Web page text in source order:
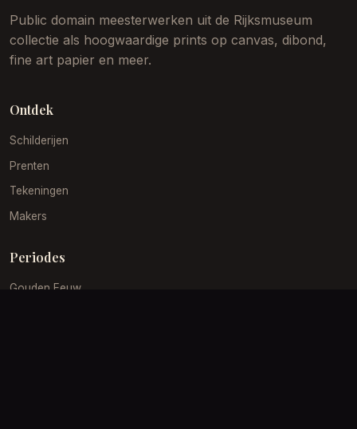
Public domain meesterwerken uit de Rijksmuseum
collectie als hoogwaardige prints op canvas, dibond,
fine art papier en meer.
Ontdek
Schilderijen
Prenten
Tekeningen
Makers
Periodes
Gouden Eeuw